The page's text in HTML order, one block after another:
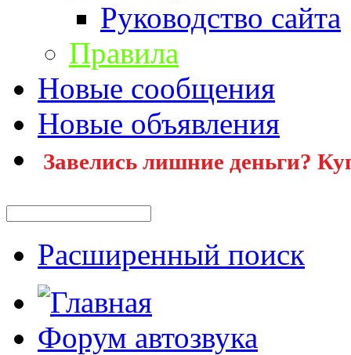
Руководство сайта
Правила
Новые сообщения
Новые объявления
Завелись лишние деньги?
Расширенный поиск
Форум автозвука